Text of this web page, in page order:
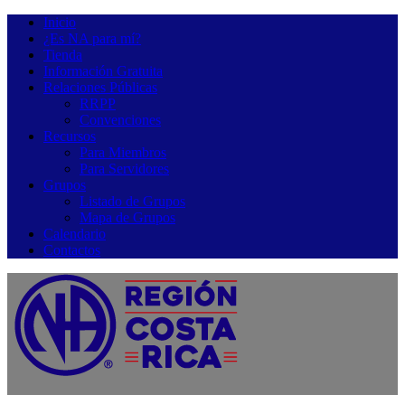
Inicio
¿Es NA para mí?
Tienda
Información Gratuita
Relaciones Públicas
RRPP
Convenciones
Recursos
Para Miembros
Para Servidores
Grupos
Listado de Grupos
Mapa de Grupos
Calendario
Contactos